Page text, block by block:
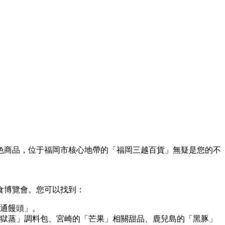
品，位于福岡市核心地帶的「福岡三越百貨」無疑是您的不
覽會。您可以找到：
饅頭」。
蒸」調料包、宮崎的「芒果」相關甜品、鹿兒島的「黑豚」